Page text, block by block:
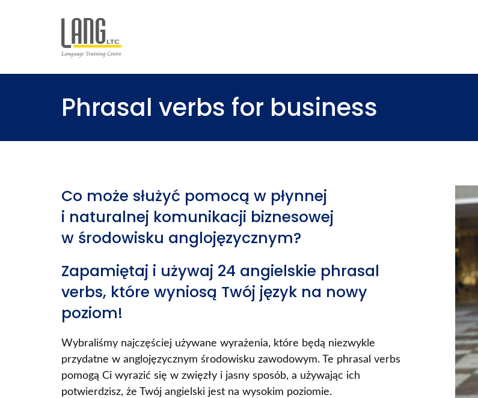
Phrasal verbs for business
Co może służyć pomocą w płynnej
i naturalnej komunikacji biznesowej
w środowisku anglojęzycznym?
Zapamiętaj i używaj 24 angielskie phrasal
verbs, które wyniosą Twój język na nowy
poziom!
Wybraliśmy najczęściej używane wyrażenia, które będą niezwykle
przydatne w anglojęzycznym środowisku zawodowym. Te phrasal verbs
pomogą Ci wyrazić się w zwięzły i jasny sposób, a używając ich
potwierdzisz, że Twój angielski jest na wysokim poziomie.